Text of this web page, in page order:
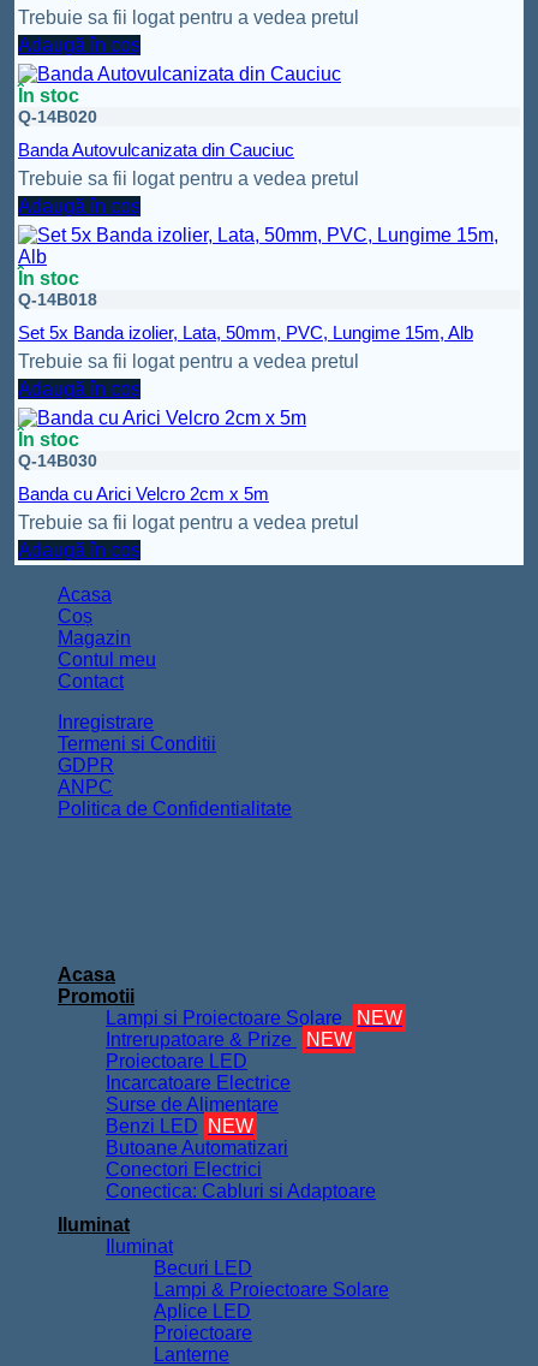
Trebuie sa fii logat pentru a vedea pretul
Adaugă în coș
În stoc
Q-14B020
Banda Autovulcanizata din Cauciuc
Trebuie sa fii logat pentru a vedea pretul
Adaugă în coș
În stoc
Q-14B018
Set 5x Banda izolier, Lata, 50mm, PVC, Lungime 15m, Alb
Trebuie sa fii logat pentru a vedea pretul
Adaugă în coș
În stoc
Q-14B030
Banda cu Arici Velcro 2cm x 5m
Trebuie sa fii logat pentru a vedea pretul
Adaugă în coș
Acasa
Coș
Magazin
Contul meu
Contact
Inregistrare
Termeni si Conditii
GDPR
ANPC
Politica de Confidentialitate
Acasa
Promotii
Lampi si Proiectoare Solare
NEW
Intrerupatoare & Prize
NEW
Proiectoare LED
Incarcatoare Electrice
Surse de Alimentare
Benzi LED
NEW
Butoane Automatizari
Conectori Electrici
Conectica: Cabluri si Adaptoare
Iluminat
Iluminat
Becuri LED
Lampi & Proiectoare Solare
Aplice LED
Proiectoare
Lanterne